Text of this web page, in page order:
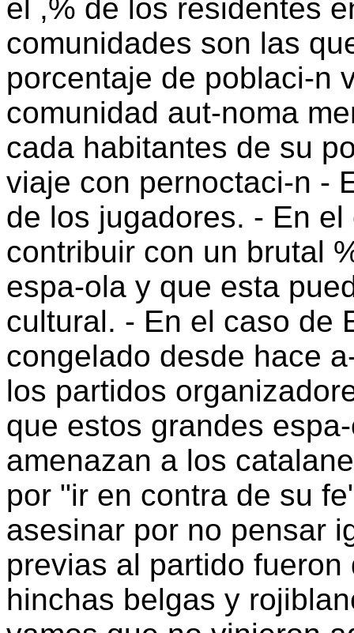
el ,% de los residentes
comunidades son las
porcentaje de poblaci-n
comunidad aut-noma
cada habitantes de su
viaje con pernoctaci-n -
de los jugadores. - En
contribuir con un brutal
espa-ola y que esta
cultural. - En el caso de
congelado desde hace
los partidos
que estos grandes
amenazan a los
por "ir en contra de su
asesinar por no pensar
previas al partido
hinchas belgas y